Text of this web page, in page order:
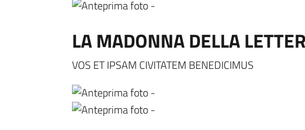
LA MADONNA DELLA
VOS ET IPSAM CIVITATEM BENEDICIMUS